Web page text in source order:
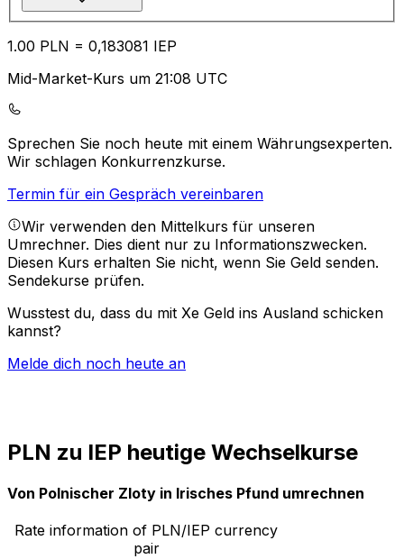
1.00 PLN = 0,183081 IEP
Mid-Market-Kurs um 21:08 UTC
Sprechen Sie noch heute mit einem Währungsexperten.
Wir schlagen Konkurrenzkurse.
Termin für ein Gespräch vereinbaren
Wir verwenden den Mittelkurs für unseren
Umrechner. Dies dient nur zu Informationszwecken.
Diesen Kurs erhalten Sie nicht, wenn Sie Geld senden.
Sendekurse prüfen.
Wusstest du, dass du mit Xe Geld ins Ausland schicken
kannst?
Melde dich noch heute an
PLN zu IEP heutige Wechselkurse
Von Polnischer Zloty in Irisches Pfund umrechnen
Rate information of PLN/IEP currency
pair